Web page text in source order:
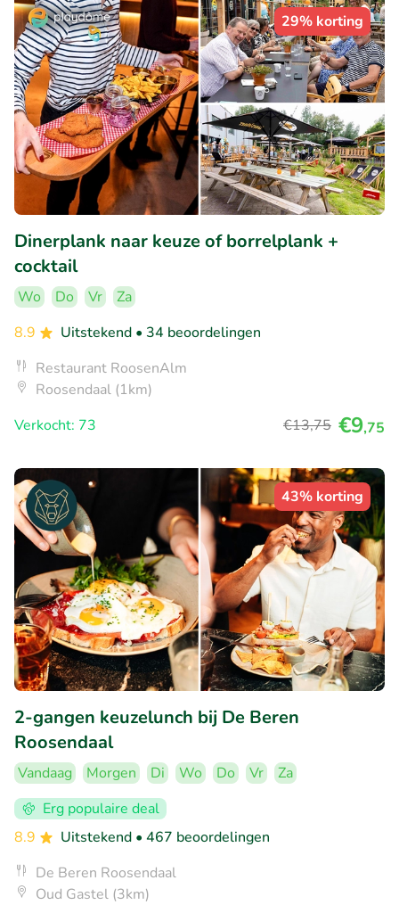
29% korting
Dinerplank naar keuze of borrelplank +
cocktail
Wo Do Vr
Za
8.9
Uitstekend • 34 beoordelingen
Restaurant RoosenAlm
Roosendaal (1km)
Verkocht: 73
€13,75 €9,75
43% korting
2-gangen keuzelunch bij De Beren
Roosendaal
Vandaag Morgen Di Wo Do Vr
Za
Erg populaire deal
8.9
Uitstekend • 467 beoordelingen
De Beren Roosendaal
Oud Gastel (3km)